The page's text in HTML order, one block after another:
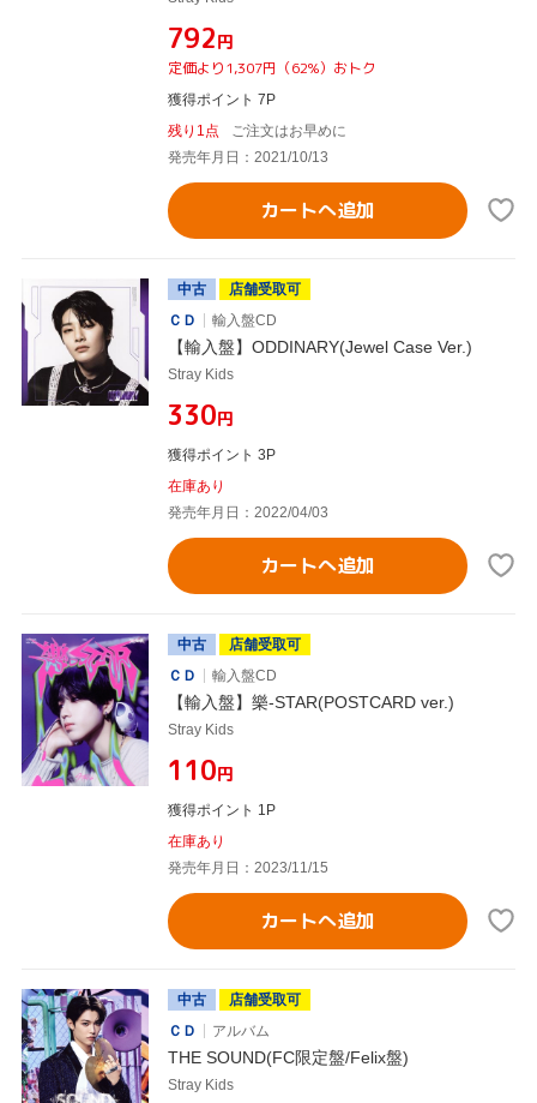
¥792円
定価より1,307円（62%）おトク
獲得ポイント 7P
残り1点
ご注文はお早めに
発売年月日：2021/10/13
カートへ追加
中古
店舗受取可
ＣＤ
輸入盤CD
【輸入盤】ODDINARY(Jewel Case Ver.)
Stray Kids
¥330円
獲得ポイント 3P
在庫あり
発売年月日：2022/04/03
カートへ追加
中古
店舗受取可
ＣＤ
輸入盤CD
【輸入盤】樂-STAR(POSTCARD ver.)
Stray Kids
¥110円
獲得ポイント 1P
在庫あり
発売年月日：2023/11/15
カートへ追加
中古
店舗受取可
ＣＤ
アルバム
THE SOUND(FC限定盤/Felix盤)
Stray Kids